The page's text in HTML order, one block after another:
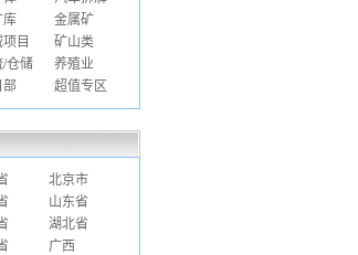
库
金属矿
项目
矿山类
/仓储
养殖业
部 超值专区
北京市
山东省
湖北省
广西